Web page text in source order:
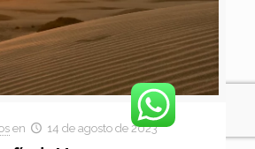
en 14 de agosto de 2023